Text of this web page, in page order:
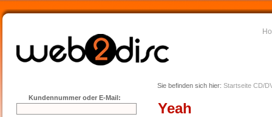
Sie befinden sich hier: Startseite CD/
Kundennummer oder E-Mail:
Yeah